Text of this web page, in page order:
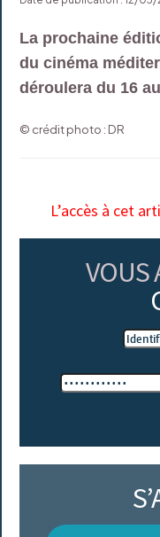
La prochaine
du cinéma
déroulera du 16
© crédit photo : DR
L’accès à cet
VOUS